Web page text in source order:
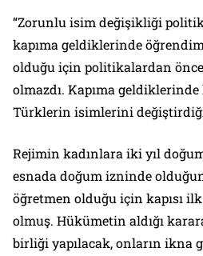
“Zorunlu isim değişikliği
kapıma geldiklerinde
olduğu için politikalardan
olmazdı. Kapıma
Türklerin isimlerini
Rejimin kadınlara iki yıl
esnada doğum izninde
öğretmen olduğu için kapısı
olmuş. Hükümetin aldığı
birliği yapılacak, onların ikna